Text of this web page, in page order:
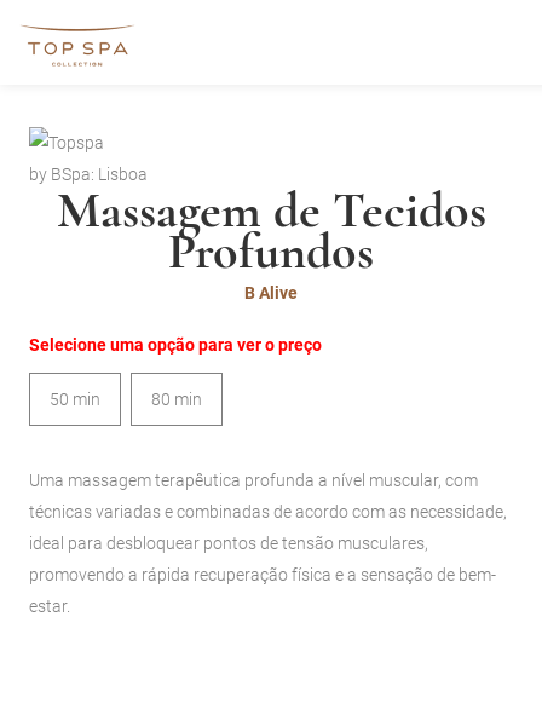
by BSpa: Lisboa
Massagem de Tecidos
Profundos
B Alive
Selecione uma opção para ver o preço
50 min 80 min
Uma massagem terapêutica profunda a nível muscular, com
técnicas variadas e combinadas de acordo com as necessidade,
ideal para desbloquear pontos de tensão musculares,
promovendo a rápida recuperação física e a sensação de bem-
estar.